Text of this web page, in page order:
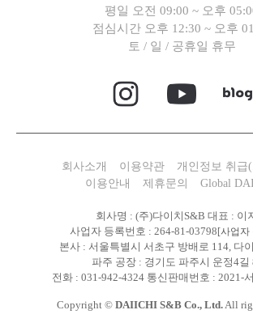
평일 오전 09:00 ~ 오후
점심시간 오후 12:30 ~ 오후
토 / 일 / 공휴일 휴무
회사소개 이용약관
개인정보 취급
이용안내
제휴문의 Global
회사명 : (주)다이치S&B 대표 : 이
사업자 등록번호 : 264-81-03798[사업자
본사 : 서울특별시 서초구 방배로 114, 다
파주 공장 : 경기도 파주시 운정4길
전화 : 031-942-4324 통신판매번호 : 2021-
Copyright © DAIICHI S&B Co., Ltd.All